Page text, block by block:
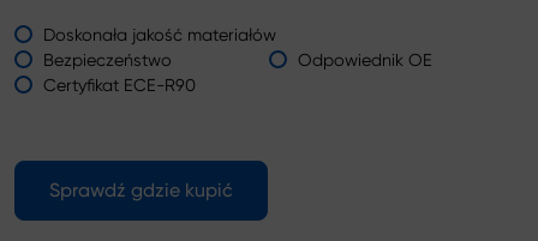
Doskonała jakość materiałów
Bezpieczeństwo
Odpowiednik OE
Certyfikat ECE-R90
Sprawdź gdzie kupić